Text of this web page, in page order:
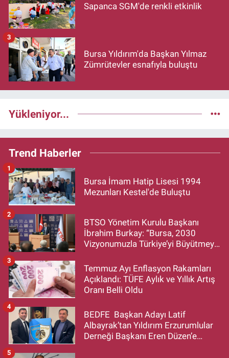
Sapanca SGM'de renkli etkinlik
Bursa Yıldırım'da Başkan Yılmaz
Zümrütevler esnafıyla buluştu
3
Yükleniyor...
Trend Haberler
Bursa İmam Hatip Lisesi 1994
Mezunları Kestel'de Buluştu
1
BTSO Yönetim Kurulu Başkanı
İbrahim Burkay: “Bursa, 2030
Vizyonumuzla Türkiye’yi Büyütmeye
2
Temmuz Ayı Enflasyon Rakamları
Açıklandı: TÜFE Aylık ve Yıllık Artış
Oranı Belli Oldu
3
BEDFE Başkan Adayı Latif
Albayrak’tan Yıldırım Erzurumlular
Derneği Başkanı Eren Düzen’e
4
5